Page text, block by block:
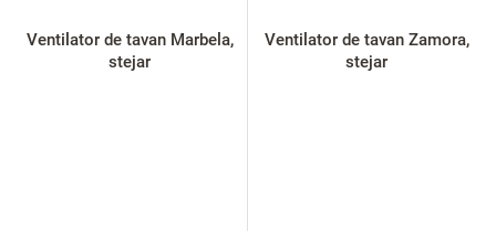
Ventilator de tavan Marbela,
stejar
Ventilator de tavan Zamora,
stejar